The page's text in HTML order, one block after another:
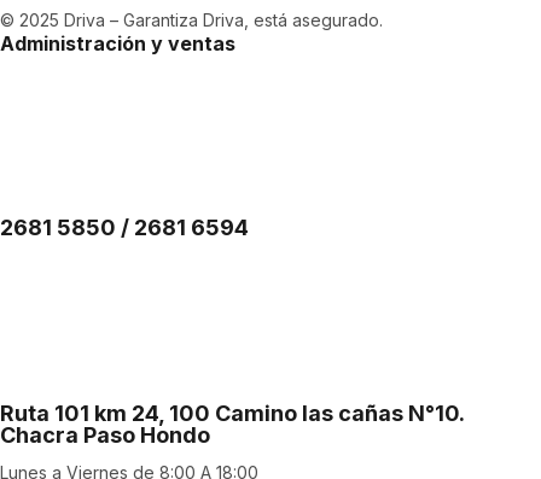
© 2025 Driva – Garantiza Driva, está asegurado.
Administración y ventas
2681 5850 / 2681 6594
Ruta 101 km 24, 100 Camino las cañas N°10.
Chacra Paso Hondo
Lunes a Viernes de 8:00 A 18:00